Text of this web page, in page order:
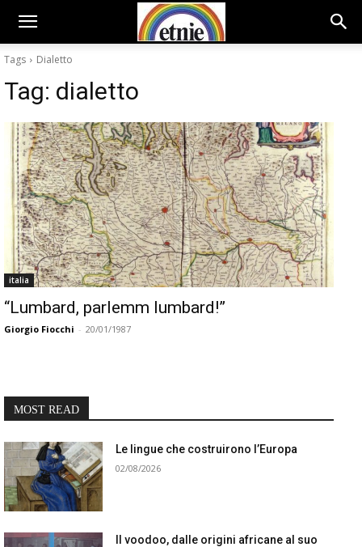
Tags Dialetto
Tag: dialetto
italia
“Lumbard, parlemm lumbard!”
Giorgio Fiocchi - 20/01/1987
MOST READ
Le lingue che costruirono l’Europa
02/08/2026
Il voodoo, dalle origini africane al suo